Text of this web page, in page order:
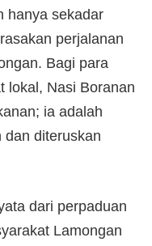
hanya sekadar
perjalanan
Bagi para
lokal, Nasi Boranan
ia adalah
dan diteruskan
dari perpaduan
Lamongan